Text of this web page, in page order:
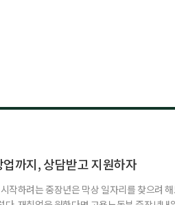
까지, 상담받고 지원하자
작하려는 중장년은 막상 일자리를 찾으려